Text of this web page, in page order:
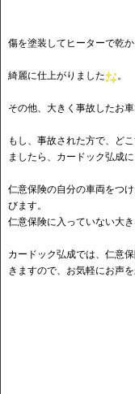
傷を塗装してヒーターで乾か
綺麗に仕上がりました 。
その他、大きく事故したお
もし、事故された方で、ど
ましたら、カードック弘成
仁意保険の自分の車両をつ
びます。
仁意保険に入っていない大
カードック弘成では、仁意
きますので、お気軽にお声